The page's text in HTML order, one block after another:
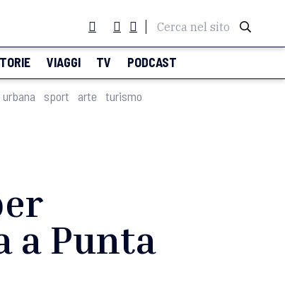
Cerca nel sito
VIAGGI TV PODCAST
sport arte turismo
a Punta